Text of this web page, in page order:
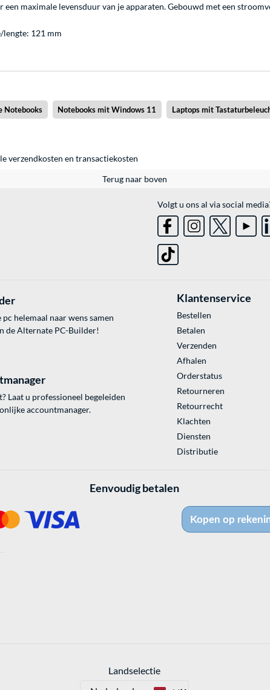
een maximale levensduur van je apparaten. Gebouwd met een
lengte: 121 mm
Notebooks Notebooks mit Windows 11 Laptops mit
verzendkosten en transactiekosten
Terug naar boven
Volgt u ons al via social
helemaal naar wens samen
de Alternate PC-Builder!
Laat u professioneel begeleiden
accountmanager.
Klantenservice
Bestellen
Betalen
Verzenden
Afhalen
Orderstatus
Retourneren
Retourrecht
Klachten
Diensten
Distributie
Eenvoudig betalen
Landselectie